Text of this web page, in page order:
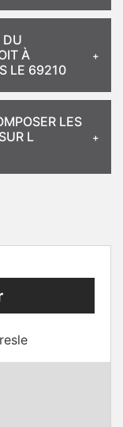
DU
À
LE 69210
LES
L